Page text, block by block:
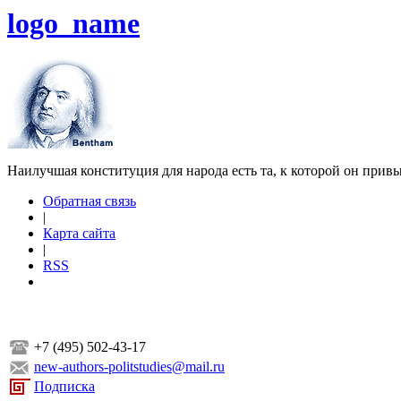
logo_name
Наилучшая конституция для народа есть та, к которой он
Обратная связь
|
Карта сайта
|
RSS
+7 (495) 502-43-17
new-authors-politstudies@mail.ru
Подписка